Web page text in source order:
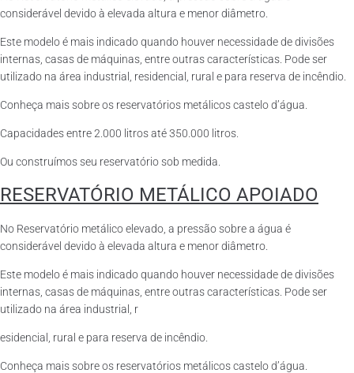
considerável devido à elevada altura e menor diâmetro.
Este modelo é mais indicado quando houver necessidade de divisões
internas, casas de máquinas, entre outras características. Pode ser
utilizado na área industrial, residencial, rural e para reserva de incêndio.
Conheça mais sobre os reservatórios metálicos castelo d’água.
Capacidades entre 2.000 litros até 350.000 litros.
Ou construímos seu reservatório sob medida.
RESERVATÓRIO METÁLICO APOIADO
No Reservatório metálico elevado, a pressão sobre a água é
considerável devido à elevada altura e menor diâmetro.
Este modelo é mais indicado quando houver necessidade de divisões
internas, casas de máquinas, entre outras características. Pode ser
utilizado na área industrial, r
esidencial, rural e para reserva de incêndio.
Conheça mais sobre os reservatórios metálicos castelo d’água.